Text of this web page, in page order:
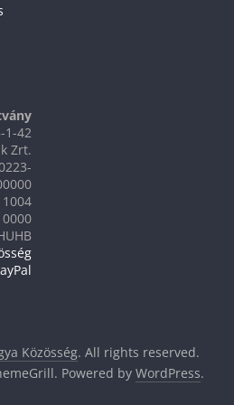
1-42
Zrt.
Közösség. All rights reserved.
Powered by WordPress.